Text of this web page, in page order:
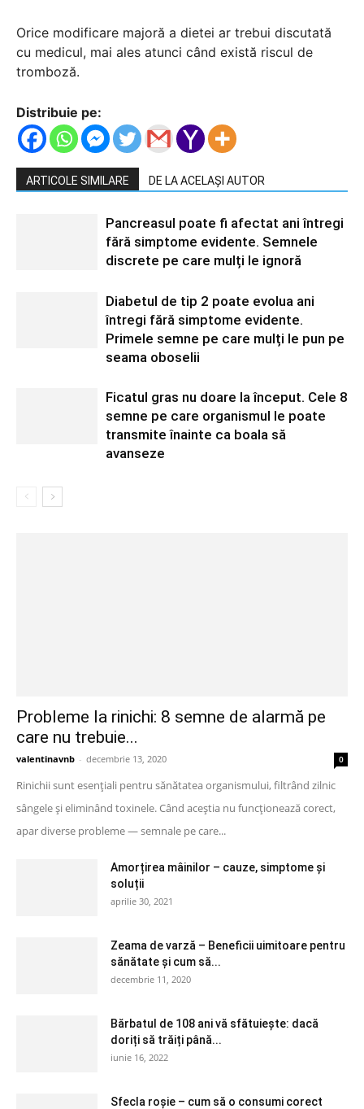
Orice modificare majoră a dietei ar trebui discutată
cu medicul, mai ales atunci când există riscul de
tromboză.
Distribuie pe:
ARTICOLE SIMILARE DE LA ACELAȘI AUTOR
Pancreasul poate fi afectat ani întregi
fără simptome evidente. Semnele
discrete pe care mulți le ignoră
Diabetul de tip 2 poate evolua ani
întregi fără simptome evidente.
Primele semne pe care mulți le pun pe
seama oboselii
Ficatul gras nu doare la început. Cele 8
semne pe care organismul le poate
transmite înainte ca boala să
avanseze
Probleme la rinichi: 8 semne de alarmă pe
care nu trebuie...
valentinavnb - decembrie 13, 2020 0
Rinichii sunt esențiali pentru sănătatea organismului, filtrând zilnic
sângele și eliminând toxinele. Când aceștia nu funcționează corect,
apar diverse probleme — semnale pe care...
Amorțirea mâinilor – cauze, simptome și
soluții
aprilie 30, 2021
Zeama de varză – Beneficii uimitoare pentru
sănătate și cum să...
decembrie 11, 2020
Bărbatul de 108 ani vă sfătuiește: dacă
doriți să trăiți până...
iunie 16, 2022
Sfecla roșie – cum să o consumi corect